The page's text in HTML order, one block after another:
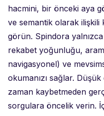
hacmini, bir önceki aya
ve semantik olarak ilişkili
görün. Spindora
rekabet yoğunluğu,
navigasyonel) ve
okumanızı sağlar.
zaman kaybetmeden
sorgulara öncelik verin.